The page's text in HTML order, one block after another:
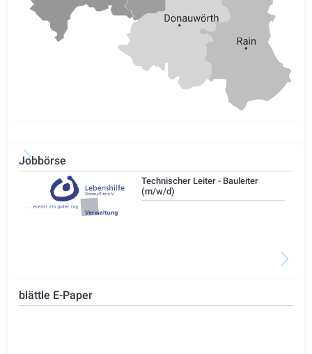
Jobbörse
Technischer Leiter - Bauleiter
(m/w/d)
blättle E-Paper